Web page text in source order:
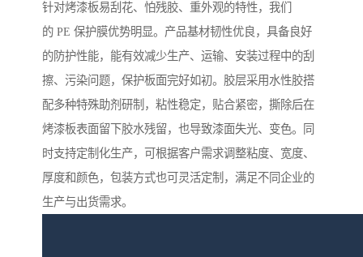
针对烤漆板易刮花、怕残胶、重外观的特性，我们
的 PE 保护膜优势明显。产品基材韧性优良，具备良好
的防护性能，能有效减少生产、运输、安装过程中的刮
擦、污染问题，保护板面完好如初。胶层采用水性胶搭
配多种特殊助剂研制，粘性稳定，贴合紧密，撕除后在
烤漆板表面留下胶水残留，也导致漆面失光、变色。同
时支持定制化生产，可根据客户需求调整粘度、宽度、
厚度和颜色，包装方式也可灵活定制，满足不同企业的
生产与出货需求。